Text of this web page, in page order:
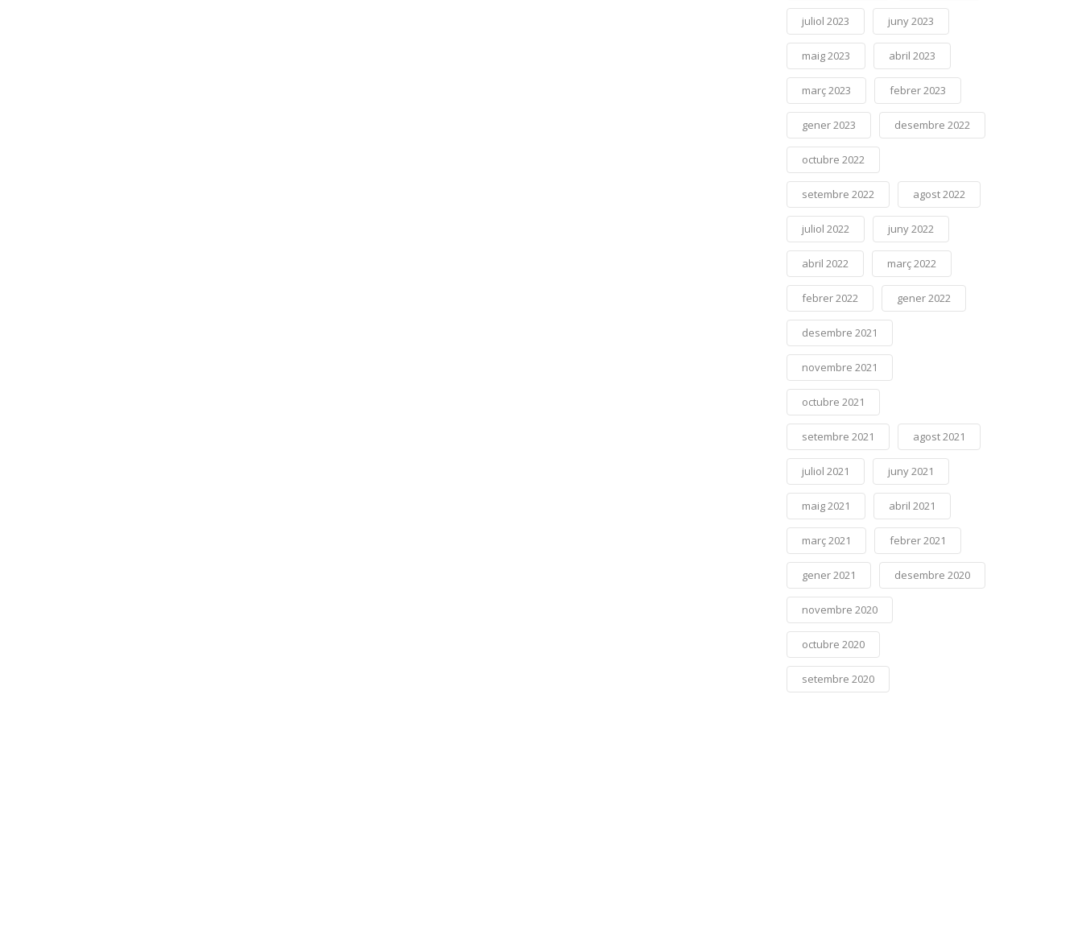
juliol 2023 juny 2023
maig 2023 abril 2023
març 2023 febrer 2023
gener 2023 desembre 2022
octubre 2022
setembre 2022 agost 2022
juliol 2022 juny 2022
abril 2022 març 2022
febrer 2022 gener 2022
desembre 2021
novembre 2021
octubre 2021
setembre 2021 agost 2021
juliol 2021 juny 2021
maig 2021 abril 2021
març 2021 febrer 2021
gener 2021 desembre 2020
novembre 2020
octubre 2020
setembre 2020